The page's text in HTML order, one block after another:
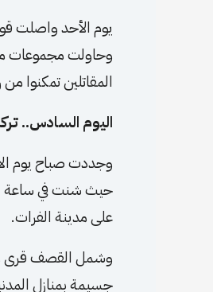
يوم الأحد واصلت
وحاولت مجموعات
المقاتلين تمكنوا
اليوم السادس..
وجددت صباح يوم
حيث شنت في ساعة
على مدينة الفرات.
وشمل القصف قرى
جسيمة بمنازل